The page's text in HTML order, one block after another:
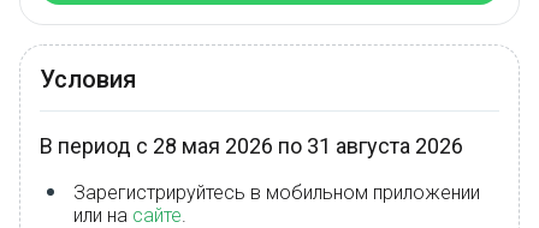
Условия
В период с 28 мая 2026 по 31 августа 2026
Зарегистрируйтесь в мобильном приложении
или на сайте